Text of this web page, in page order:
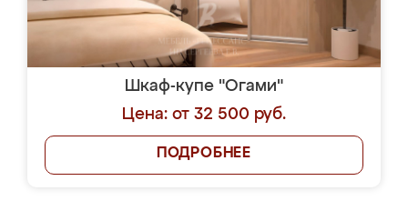
Шкаф-купе "Огами"
Цена: от 32 500 руб.
ПОДРОБНЕЕ